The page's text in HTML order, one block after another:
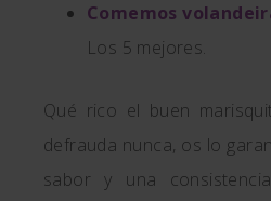
Comemos
Los 5 mejores.
Qué rico el buen
defrauda nunca, os lo
sabor y una